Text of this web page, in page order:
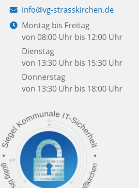
E-
Mail:
info@vg-strasskirchen.de
Öffnungszeiten:
Montag bis Freitag
von 08:00 Uhr bis 12:00 Uhr
Dienstag
von 13:30 Uhr bis 15:30 Uhr
Donnerstag
von 13:30 Uhr bis 18:00 Uhr